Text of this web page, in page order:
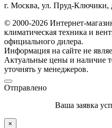
г. Москва, ул. Пруд-Ключики,
© 2000-2026 Интернет-
климатическая техника и
официального дилера.
Информация на сайте не
Актуальные цены и наличие
уточнять у менеджеров.
Отправлено
Ваша заявка
×